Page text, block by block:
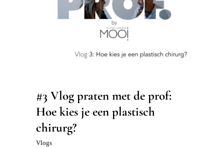
#3 Vlog praten met de prof: Hoe
kies je een plastisch chirurg?
Vlogs
#3 Vlog praten met de prof:
Hoe kies je een plastisch
chirurg?
Vlogs